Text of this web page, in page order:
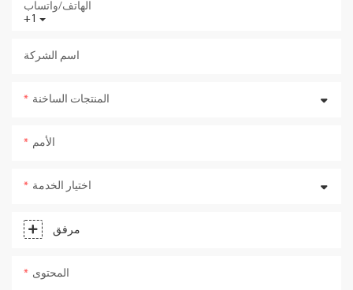
+1
الهاتف/واتساب
اسم الشركة
المنتجات الساخنة
الأمم
اختيار الخدمة
مرفق
المحتوى